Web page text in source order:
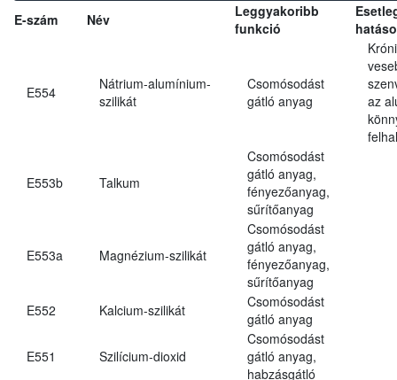
E-szám Név
Leggyakoribb
funkció
E554
Nátrium-alumínium-
szilikát
Csomósodást
gátló anyag
az
E553b Talkum
Csomósodást
gátló anyag,
fényezőanyag,
sűrítőanyag
E553a Magnézium-szilikát
Csomósodást
gátló anyag,
fényezőanyag,
sűrítőanyag
E552
Kalcium-szilikát
Csomósodást
gátló anyag
E551 Szilícium-dioxid
Csomósodást
gátló anyag,
habzásgátló